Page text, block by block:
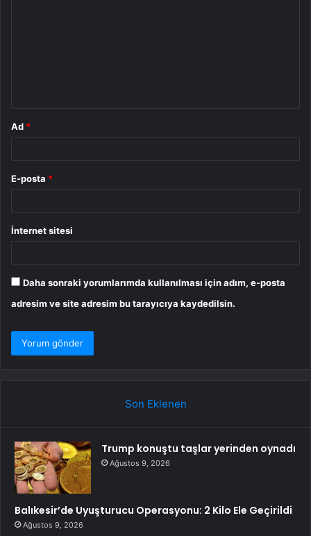
Ad *
E-posta *
İnternet sitesi
Daha sonraki yorumlarımda kullanılması için adım, e-posta
adresim ve site adresim bu tarayıcıya kaydedilsin.
Son Eklenen
Trump konuştu taşlar yerinden oynadı
Ağustos 9, 2026
Balıkesir’de Uyuşturucu Operasyonu: 2 Kilo Ele Geçirildi
Ağustos 9, 2026